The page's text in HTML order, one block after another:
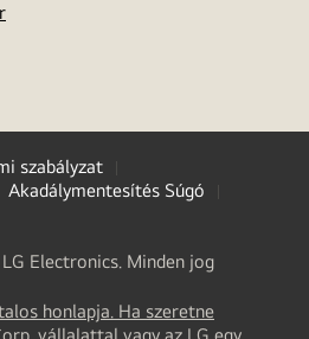
szabályzat
Akadálymentesítés Súgó
Electronics. Minden jog
honlapja. Ha szeretne